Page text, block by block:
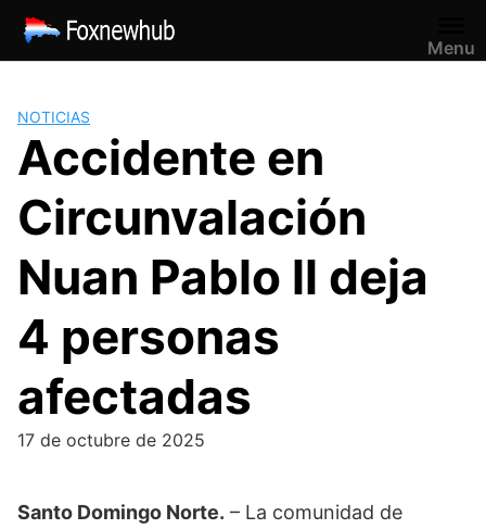
Saltar
contenido
Menu
NOTICIAS
Accidente en
Circunvalación
Nuan Pablo ll deja
4 personas
afectadas
17 de octubre de 2025
Santo Domingo Norte. – La comunidad de